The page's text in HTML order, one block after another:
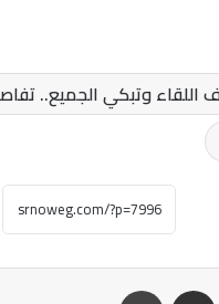
وتبكي الجميع..
ماسنجر مشاركة عبر البريد